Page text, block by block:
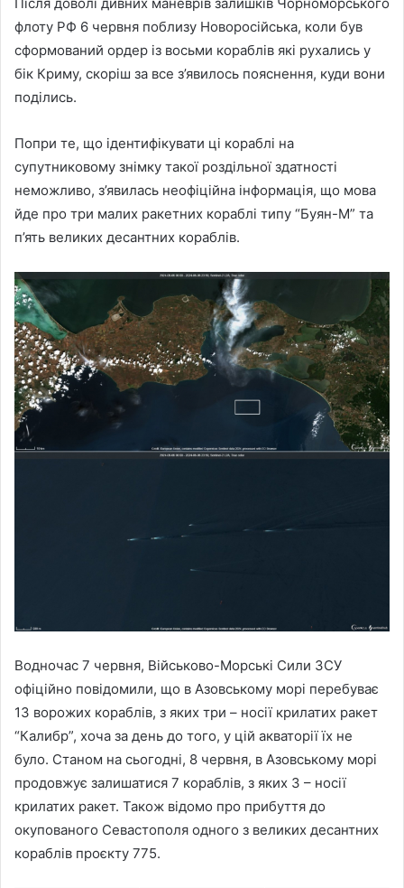
флоту РФ 6 червня поблизу Новоросійська, коли був
сформований ордер із восьми кораблів які рухались у
бік Криму, скоріш за все з’явилось пояснення, куди вони
поділись.
Попри те, що ідентифікувати ці кораблі на
супутниковому знімку такої роздільної здатності
неможливо, з’явилась неофіційна інформація, що мова
йде про три малих ракетних кораблі типу “Буян-М” та
п’ять великих десантних кораблів.
Водночас 7 червня, Військово-Морські Сили ЗСУ
офіційно повідомили, що в Азовському морі перебуває
13 ворожих кораблів, з яких три – носії крилатих ракет
“Калибр”, хоча за день до того, у цій акваторії їх не
було. Станом на сьогодні, 8 червня, в Азовському морі
продовжує залишатися 7 кораблів, з яких 3 – носії
крилатих ракет. Також відомо про прибуття до
окупованого Севастополя одного з великих десантних
кораблів проєкту 775.